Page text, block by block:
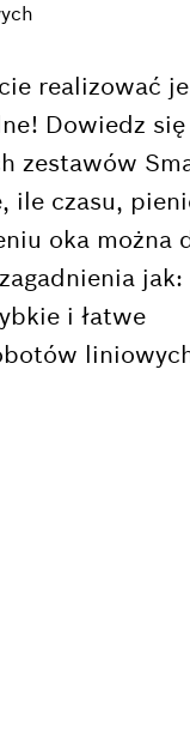
realizować
Dowiedz
zestawów
ile czasu,
oka można
jak:
i łatwe